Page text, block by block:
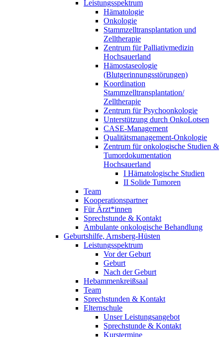
Leistungsspektrum
Hämatologie
Onkologie
Stammzelltransplantation und
Zelltherapie
Zentrum für Palliativmedizin
Hochsauerland
Hämostaseologie
(Blutgerinnungsstörungen)
Koordination
Stammzelltransplantation/
Zelltherapie
Zentrum für Psychoonkologie
Unterstützung durch OnkoLotsen
CASE-Management
Qualitätsmanagement-Onkologie
Zentrum für onkologische Studien &
Tumordokumentation
Hochsauerland
I Hämatologische Studien
II Solide Tumoren
Team
Kooperationspartner
Für Ärzt*innen
Sprechstunde & Kontakt
Ambulante onkologische Behandlung
Geburtshilfe, Arnsberg-Hüsten
Leistungsspektrum
Vor der Geburt
Geburt
Nach der Geburt
Hebammenkreißsaal
Team
Sprechstunden & Kontakt
Elternschule
Unser Leistungsangebot
Sprechstunde & Kontakt
Kurstermine